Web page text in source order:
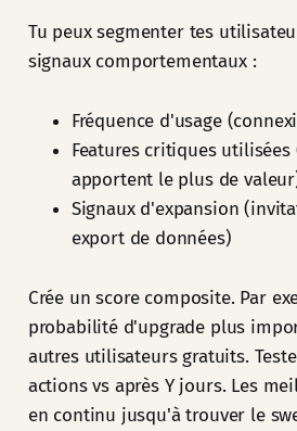
Tu peux segmenter tes
signaux comportementaux :
Fréquence d'usage
Features critiques utilisées
apportent le plus de
Signaux d'expansion
export de données)
Crée un score composite. Par
probabilité d'upgrade plus
autres utilisateurs gratuits.
actions vs après Y jours. Les
en continu jusqu'à trouver le